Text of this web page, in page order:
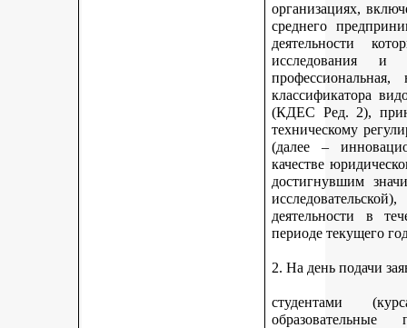
организациях,
среднего
деятельности
исследования и
классификатора
(КДЕС Ред. 2),
техническому
(далее –
качестве
достигнувшим
деятельности в
периоде текущего
2. На день подачи
студентами
образовательные